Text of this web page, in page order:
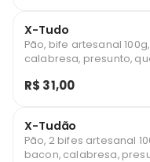
X-Tudo
Pão, bife artesanal
calabresa, presunto,
R$ 31,00
X-Tudão
Pão, 2 bifes artesanal
bacon, calabresa,